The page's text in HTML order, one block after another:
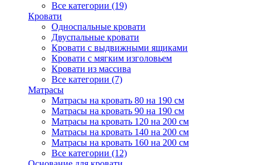
Все категории (19)
Кровати
Односпальные кровати
Двуспальные кровати
Кровати с выдвижными ящиками
Кровати с мягким изголовьем
Кровати из массива
Все категории (7)
Матрасы
Матрасы на кровать 80 на 190 см
Матрасы на кровать 90 на 190 см
Матрасы на кровать 120 на 200 см
Матрасы на кровать 140 на 200 см
Матрасы на кровать 160 на 200 см
Все категории (12)